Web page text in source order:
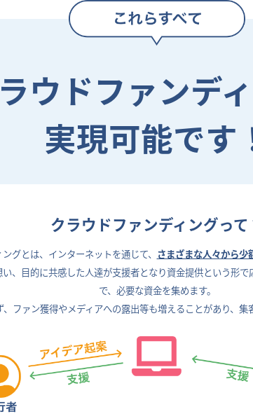
ウドファンデ
実現可能です
クラウドファンディングって
グとは、 インターネットを通じて、 さまざまな人々から
、目的に共感した人達が支援者となり資金提供という形
で、 必要な資金を集めます。
ファン獲得やメディアへの露出等も増えることがあり、 集